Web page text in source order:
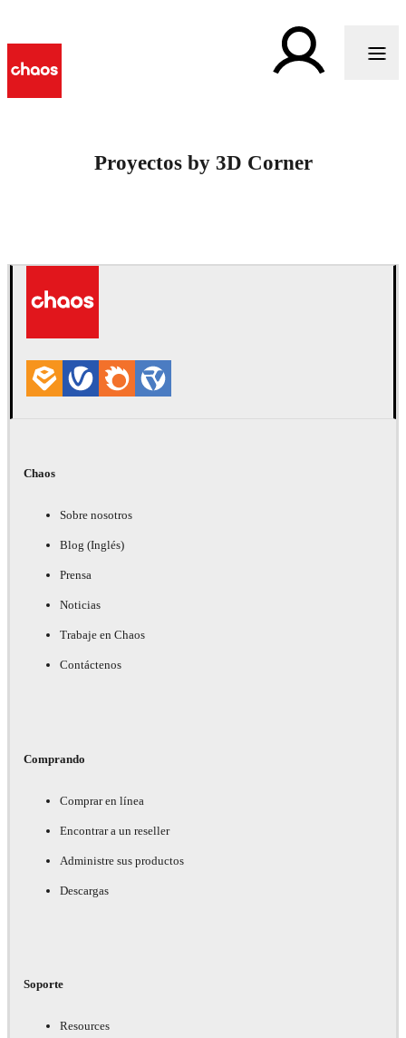
Proyectos by 3D Corner
Chaos
Sobre nosotros
Blog (Inglés)
Prensa
Noticias
Trabaje en Chaos
Contáctenos
Comprando
Comprar en línea
Encontrar a un reseller
Administre sus productos
Descargas
Soporte
Resources